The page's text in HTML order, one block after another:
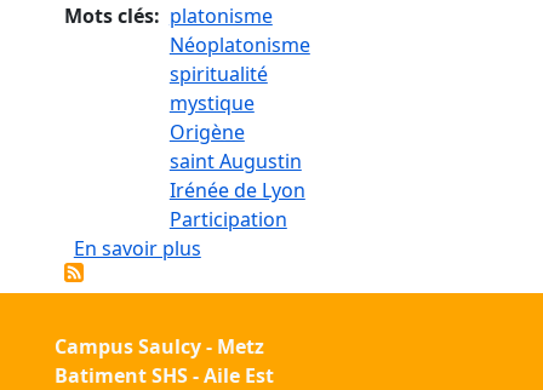
Mots clés
platonisme
Néoplatonisme
spiritualité
mystique
Origène
saint Augustin
Irénée de Lyon
Participation
En savoir plussur L’âme chez Origène et
Campus Saulcy - Metz
Batiment SHS - Aile Est